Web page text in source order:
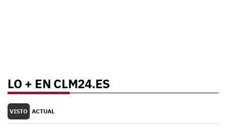
LO + EN CLM24.ES
VISTO ACTUAL